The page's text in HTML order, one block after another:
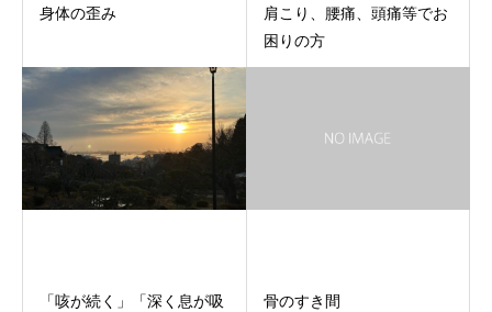
身体の歪み
肩こり、腰痛、頭痛等でお
困りの方
「咳が続く」「深く息が吸
骨のすき間